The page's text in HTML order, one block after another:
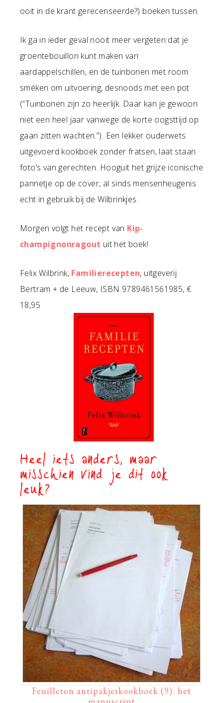
ooit in de krant gerecenseerde?) boeken tussen.
Ik ga in ieder geval nooit meer vergeten dat je
groentebouillon kunt maken van
aardappelschillen, en de tuinbonen met room
sméken om uitvoering, desnoods met een pot
(“Tuinbonen zijn zo heerlijk. Daar kan je gewoon
niet een heel jaar vanwege de korte oogsttijd op
gaan zitten wachten.”). Een lekker ouderwets
uitgevoerd kookboek zonder fratsen, laat staan
foto’s van gerechten. Hooguit het grijze iconische
pannetje op de cover, al sinds mensenheugenis
echt in gebruik bij de Wilbrinkjes.
Morgen volgt het recept van Kip-
champignonragout uit het boek!
Felix Wilbrink, Familierecepten, uitgeverij
Bertram + de Leeuw, ISBN 9789461561985, €
18,95
Heel iets anders, maar
misschien vind je dit ook
leuk?
Feuilleton antipakjeskookboek (9): het